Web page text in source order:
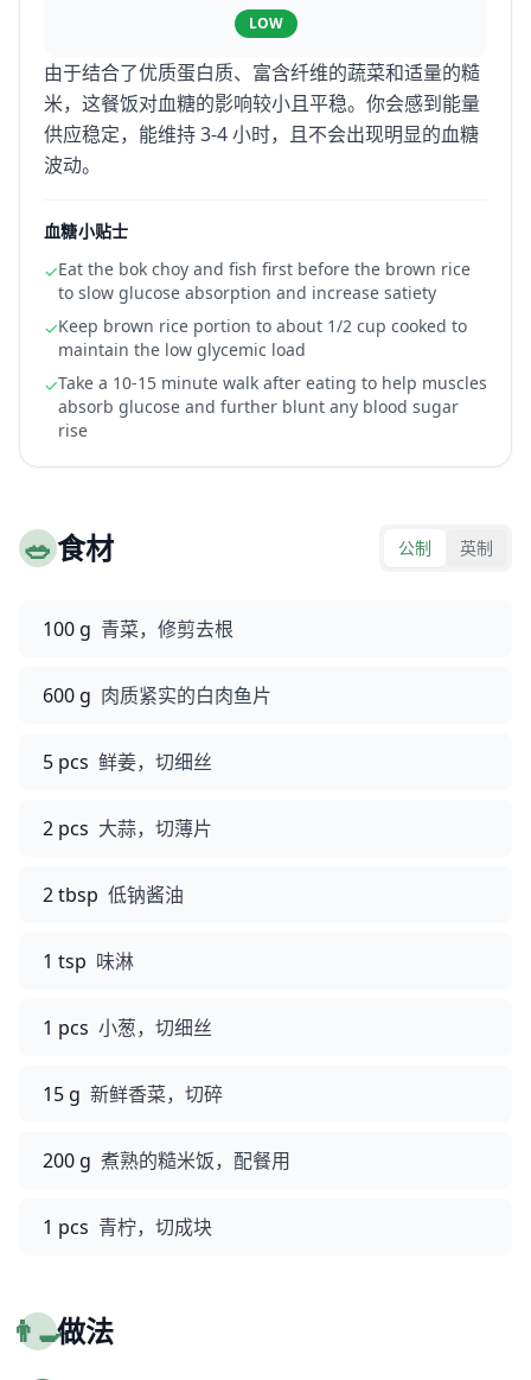
LOW
由于结合了优质蛋白质、富含纤维的蔬菜和适量的糙
米，这餐饭对血糖的影响较小且平稳。你会感到能量
供应稳定，能维持 3-4 小时，且不会出现明显的血糖
波动。
血糖小贴士
✓Eat the bok choy and fish first before the brown rice
to slow glucose absorption and increase satiety
✓Keep brown rice portion to about 1/2 cup cooked to
maintain the low glycemic load
✓Take a 10-15 minute walk after eating to help muscles
absorb glucose and further blunt any blood sugar
rise
🥗食材 公制 英制
100 g 青菜，修剪去根
600 g 肉质紧实的白肉鱼片
5 pcs 鲜姜，切细丝
2 pcs 大蒜，切薄片
2 tbsp 低钠酱油
1 tsp 味淋
1 pcs 小葱，切细丝
15 g 新鲜香菜，切碎
200 g 煮熟的糙米饭，配餐用
1 pcs 青柠，切成块
👨‍🍳做法